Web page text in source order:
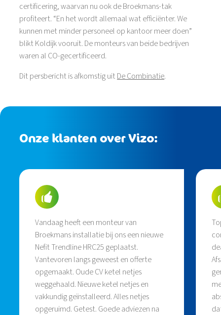
certificering, waarvan nu ook de Broekmans-tak
profiteert. “En het wordt allemaal wat efficiënter. We
kunnen met minder personeel op kantoor meer doen”
blikt Koldijk vooruit. De monteurs van beide bedrijven
waren al CO-gecertificeerd.
Dit persbericht is afkomstig uitDe Combinatie.
Onze klanten over Vizo:
Vandaag heeft een monteur van
Broekmans installatie bij ons een nieuwe
Nefit Trendline HRC25 geplaatst.
Vantevoren langs geweest en offerte
opgemaakt. Oude CV ketel netjes
weggehaald. Nieuwe ketel netjes en
vakkundig geïnstalleerd. Alles netjes
opgeruimd. Getest. Goede adviezen na